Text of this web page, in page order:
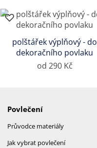
polštářek výplňový - do
dekoračního povlaku
od 290 Kč
Povlečení
Průvodce materiály
Jak vybrat povlečení